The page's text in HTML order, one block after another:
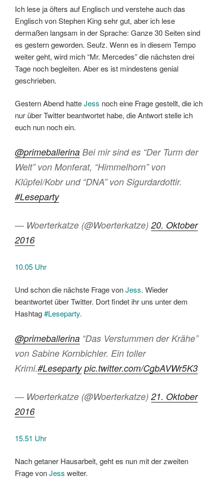
Ich lese ja öfters auf Englisch und verstehe auch das
Englisch von Stephen King sehr gut, aber ich lese
dermaßen langsam in der Sprache: Ganze 30 Seiten sind
es gestern geworden. Seufz. Wenn es in diesem Tempo
weiter geht, wird mich “Mr. Mercedes” die nächsten drei
Tage noch begleiten. Aber es ist mindestens genial
geschrieben.
Gestern Abend hatteJess noch eine Frage gestellt, die ich
nur über Twitter beantwortet habe, die Antwort stelle ich
euch nun noch ein.
@primeballerina Bei mir sind es “Der Turm der
Welt” von Monferat, “Himmelhorn” von
Klüpfel/Kobr und “DNA” von Sigurdardottir.
#Leseparty
— Woerterkatze (@Woerterkatze) 20. Oktober
2016
10.05 Uhr
Und schon die nächste Frage vonJess. Wieder
beantwortet über Twitter. Dort findet ihr uns unter dem
Hashtag#Leseparty.
@primeballerina “Das Verstummen der Krähe”
von Sabine Kornbichler. Ein toller
Krimi.#Leseparty pic.twitter.com/CgbAVWr5K3
— Woerterkatze (@Woerterkatze) 21. Oktober
2016
15.51 Uhr
Nach getaner Hausarbeit, geht es nun mit der zweiten
Frage vonJess weiter.